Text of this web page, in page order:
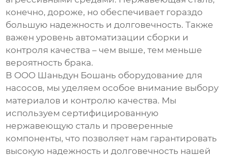
конечно, дороже, но обеспечивает гораздо
большую надежность и долговечность. Также
важен уровень автоматизации сборки и
контроля качества – чем выше, тем меньше
вероятность брака.
В OOO Шаньдун Бошань оборудование для
насосов, мы уделяем особое внимание выбору
материалов и контролю качества. Мы
используем сертифицированную
нержавеющую сталь и проверенные
компоненты, что позволяет нам гарантировать
высокую надежность и долговечность нашей